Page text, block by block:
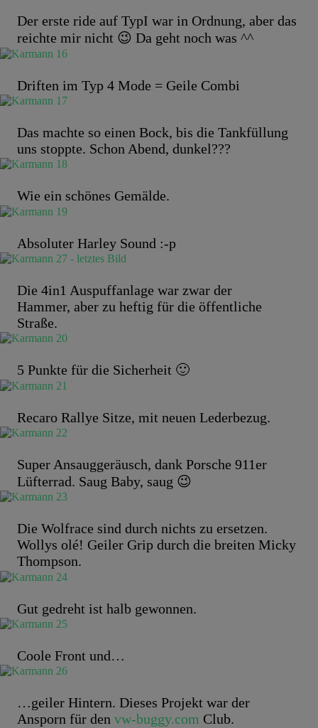
Der erste ride auf TypI war in Ordnung, aber das
reichte mir nicht 😉 Da geht noch was ^^
Driften im Typ 4 Mode = Geile Combi
Das machte so einen Bock, bis die Tankfüllung
uns stoppte. Schon Abend, dunkel???
Wie ein schönes Gemälde.
Absoluter Harley Sound :-p
Die 4in1 Auspuffanlage war zwar der
Hammer, aber zu heftig für die öffentliche
Straße.
5 Punkte für die Sicherheit 🙂
Recaro Rallye Sitze, mit neuen Lederbezug.
Super Ansauggeräusch, dank Porsche 911er
Lüfterrad. Saug Baby, saug 😉
Die Wolfrace sind durch nichts zu ersetzen.
Wollys olé! Geiler Grip durch die breiten Micky
Thompson.
Gut gedreht ist halb gewonnen.
Coole Front und…
…geiler Hintern. Dieses Projekt war der
Ansporn für den vw-buggy.com Club.